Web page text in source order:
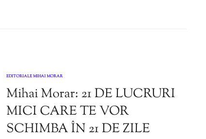
EDITORIALE MIHAI MORAR
Mihai Morar: 21 DE LUCRURI
MICI CARE TE VOR
SCHIMBA ÎN 21 DE ZILE